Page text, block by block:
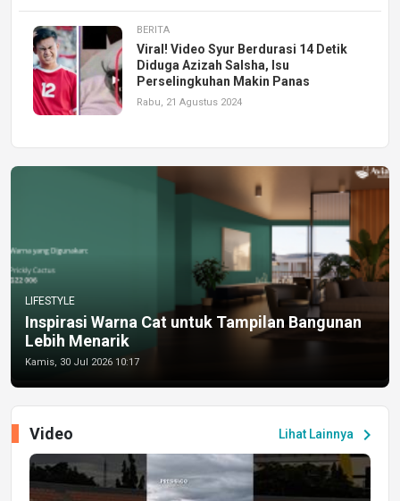
BERITA
Viral! Video Syur Berdurasi 14 Detik
Diduga Azizah Salsha, Isu
Perselingkuhan Makin Panas
Rabu, 21 Agustus 2024
LIFESTYLE
Inspirasi Warna Cat untuk Tampilan Bangunan
Lebih Menarik
Kamis, 30 Jul 2026 10:17
Lihat Lainnya chevron_right
Video